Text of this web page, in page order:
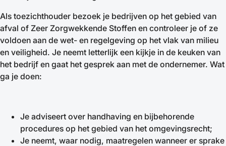
Als toezichthouder bezoek je bedrijven op het gebied van
afval of Zeer Zorgwekkende Stoffen en controleer je of ze
voldoen aan de wet- en regelgeving op het vlak van milieu
en veiligheid. Je neemt letterlijk een kijkje in de keuken van
het bedrijf en gaat het gesprek aan met de ondernemer. Wat
ga je doen:
Je adviseert over handhaving en bijbehorende
procedures op het gebied van het omgevingsrecht;
Je neemt, waar nodig, maatregelen wanneer er sprake